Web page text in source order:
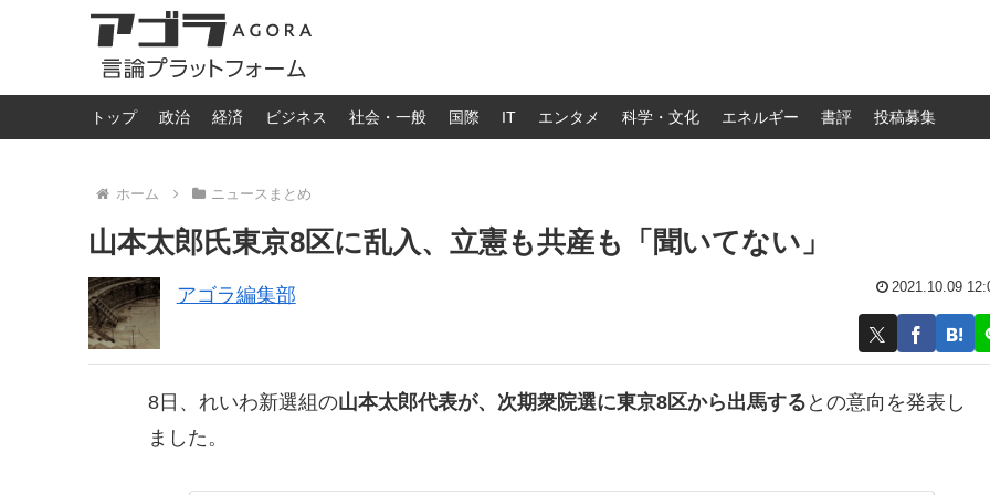
トップ 政治 経済 ビジネス 社会・一般 国際 IT エンタメ 科学・文化 エネルギー 書評 投稿募集
ホーム ニュースまとめ
山本太郎氏東京8区に乱入、立憲も共産も「聞いてない」
アゴラ編集部 2021.10.09
8日、れいわ新選組の山本太郎代表が、次期衆院選に東京8区から出馬する との意向を発表し
ました。